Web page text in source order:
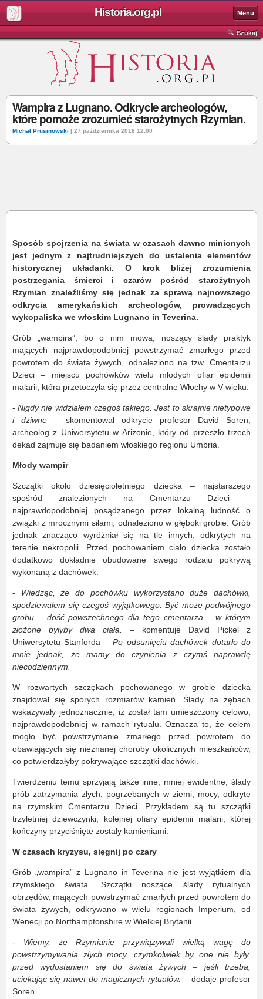
Historia.org.pl Menu
Szukaj
Wampira z Lugnano. Odkrycie archeologów,
które pomoże zrozumieć starożytnych Rzymian.
Michał Prusinowski | 27 października 2018 12:00
Sposób spojrzenia na świata w czasach dawno minionych
jest jednym z najtrudniejszych do ustalenia elementów
historycznej układanki. O krok bliżej zrozumienia
postrzegania śmierci i czarów pośród starożytnych
Rzymian znaleźliśmy się jednak za sprawą najnowszego
odkrycia amerykańskich archeologów, prowadzących
wykopaliska we włoskim Lugnano in Teverina.
Grób „wampira”, bo o nim mowa, noszący ślady praktyk
mających najprawdopodobniej powstrzymać zmarłego przed
powrotem do świata żywych, odnaleziono na tzw. Cmentarzu
Dzieci – miejscu pochówków wielu młodych ofiar epidemii
malarii, która przetoczyła się przez centralne Włochy w V wieku.
-Nigdy nie widziałem czegoś takiego. Jest to skrajnie nietypowe
i dziwne – skomentował odkrycie profesor David Soren,
archeolog z Uniwersytetu w Arizonie, który od przeszło trzech
dekad zajmuje się badaniem włoskiego regionu Umbria.
Młody wampir
Szczątki około dziesięcioletniego dziecka – najstarszego
spośród znalezionych na Cmentarzu Dzieci –
najprawdopodobniej posądzanego przez lokalną ludność o
związki z mrocznymi siłami, odnaleziono w głęboki grobie. Grób
jednak znacząco wyróżniał się na tle innych, odkrytych na
terenie nekropolii. Przed pochowaniem ciało dziecka zostało
dodatkowo dokładnie obudowane swego rodzaju pokrywą
wykonaną z dachówek.
- Wiedząc, że do pochówku wykorzystano duże dachówki,
spodziewałem się czegoś wyjątkowego. Być może podwójnego
grobu – dość powszechnego dla tego cmentarza – w którym
złożone byłyby dwa ciała.
– komentuje David Pickel z
Uniwersytetu Stanforda –Po odsunięciu dachówek dotarło do
mnie jednak, że mamy do czynienia z czymś naprawdę
niecodziennym.
W rozwartych szczękach pochowanego w grobie dziecka
znajdował się sporych rozmiarów kamień. Ślady na zębach
wskazywały jednoznacznie, iż został tam umieszczony celowo,
najprawdopodobniej w ramach rytuału. Oznacza to, że celem
mogło być powstrzymanie zmarłego przed powrotem do
obawiających się nieznanej choroby okolicznych mieszkańców,
co potwierdzałyby pokrywające szczątki dachówki.
Twierdzeniu temu sprzyjają także inne, mniej ewidentne, ślady
prób zatrzymania złych, pogrzebanych w ziemi, mocy, odkryte
na rzymskim Cmentarzu Dzieci. Przykładem są tu szczątki
trzyletniej dziewczynki, kolejnej ofiary epidemii malarii, której
kończyny przyciśnięte zostały kamieniami.
W czasach kryzysu, sięgnij po czary
Grób „wampira” z Lugnano in Teverina nie jest wyjątkiem dla
rzymskiego świata. Szczątki noszące ślady rytualnych
obrzędów, mających powstrzymać zmarłych przed powrotem do
świata żywych, odkrywano w wielu regionach Imperium, od
Wenecji po Northamptonshire w Wielkiej Brytanii.
- Wiemy, że Rzymianie przywiązywali wielką wagę do
powstrzymywania złych mocy, czymkolwiek by one nie były,
przed wydostaniem się do świata żywych – jeśli trzeba,
uciekając się nawet do magicznych rytuałów. – dodaje profesor
Soren.